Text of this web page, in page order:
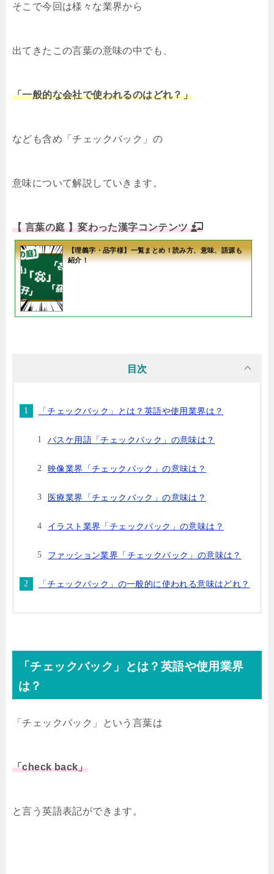
そこで今回は様々な業界から
出てきたこの言葉の意味の中でも、
「一般的な会社で使われるのはどれ？」
なども含め「チェックバック」の
意味について解説していきます。
【 言葉の庭 】変わった漢字コンテンツ
【理義字・品字様】一覧まとめ！読み方、意味、語源も
紹介！
目次
「チェックバック」とは？英語や使用業界は？
バスケ用語「チェックバック」の意味は？
映像業界「チェックバック」の意味は？
医療業界「チェックバック」の意味は？
イラスト業界「チェックバック」の意味は？
ファッション業界「チェックバック」の意味は？
「チェックバック」の一般的に使われる意味はどれ？
「チェックバック」とは？英語や使用業界
は？
「チェックバック」という言葉は
「check back」
と言う英語表記ができます。